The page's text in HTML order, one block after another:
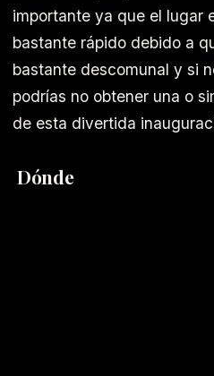
importante ya que el lugar
bastante rápido debido a
bastante descomunal y si
podrías no obtener una o
de esta divertida
Dónde